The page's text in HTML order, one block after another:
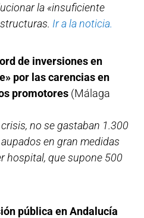
la «insuficiente
Ir a la noticia.
de inversiones en
por las carencias en
promotores (Málaga
no se gastaban 1.300
en gran medidas
hospital, que supone 500
pública en Andalucía